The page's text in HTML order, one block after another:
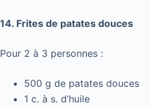
14. Frites de patates douces
Pour 2 à 3 personnes :
500 g de patates douces
1 c. à s. d’huile